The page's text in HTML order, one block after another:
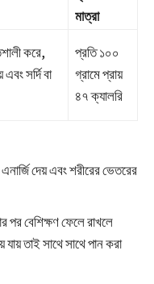
মাত্রা
করে,
সর্দি বা
প্রতি ১০০
গ্রামে প্রায়
৪৭ ক্যালরি
দেয় এবং শরীরের ভেতরের
পর বেশিক্ষণ ফেলে রাখলে
তাই সাথে সাথে পান করা